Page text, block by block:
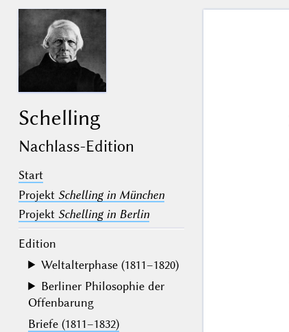
Schelling
Nachlass-Edition
Start
Projekt Schelling in München
Projekt Schelling in Berlin
Edition
Weltalterphase (1811–1820)
Berliner Philosophie der
Offenbarung
Briefe (1811–1832)